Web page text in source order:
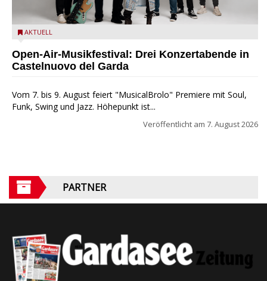
Castelnuovo del Garda: Die "Dirotta su Cuba" zu Gast beim
AKTUELL
Open-Air-Musikfestival: Drei Konzertabende in
Castelnuovo del Garda
Vom 7. bis 9. August feiert "MusicalBrolo" Premiere mit Soul,
Funk, Swing und Jazz. Höhepunkt ist...
Veröffentlicht am 7. August 2026
PARTNER